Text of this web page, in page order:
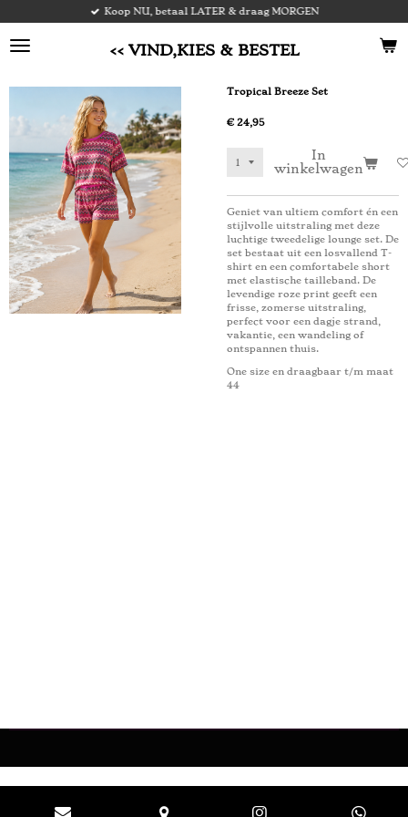
naar
<< VIND,KIES & BESTEL
Koop NU, betaal LATER & draag MORGEN
Tropical Breeze Set
€ 24,95
In
winkelwagen
Geniet van ultiem comfort én een
stijlvolle uitstraling met deze
luchtige tweedelige lounge set. De
set bestaat uit een losvallend T-
shirt en een comfortabele short
met elastische tailleband. De
levendige roze print geeft een
frisse, zomerse uitstraling,
perfect voor een dagje strand,
vakantie, een wandeling of
ontspannen thuis.
One size en draagbaar t/m maat
44